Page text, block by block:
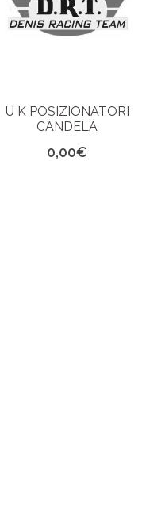
U K POSIZIONATORI
CANDELA
0,00€